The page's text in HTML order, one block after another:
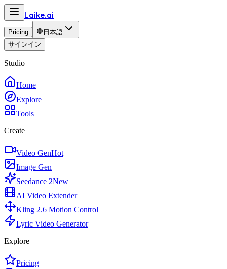
Laike.ai
Pricing
日本語
サインイン
Studio
Home
Explore
Tools
Create
Video GenHot
Image Gen
Seedance 2New
AI Video Extender
Kling 2.6 Motion Control
Lyric Video Generator
Explore
Pricing